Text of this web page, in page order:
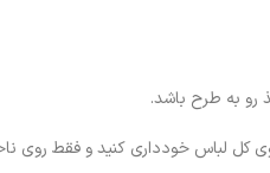
رو به طرح باشد.
لباس خودداری کنید و فقط روی